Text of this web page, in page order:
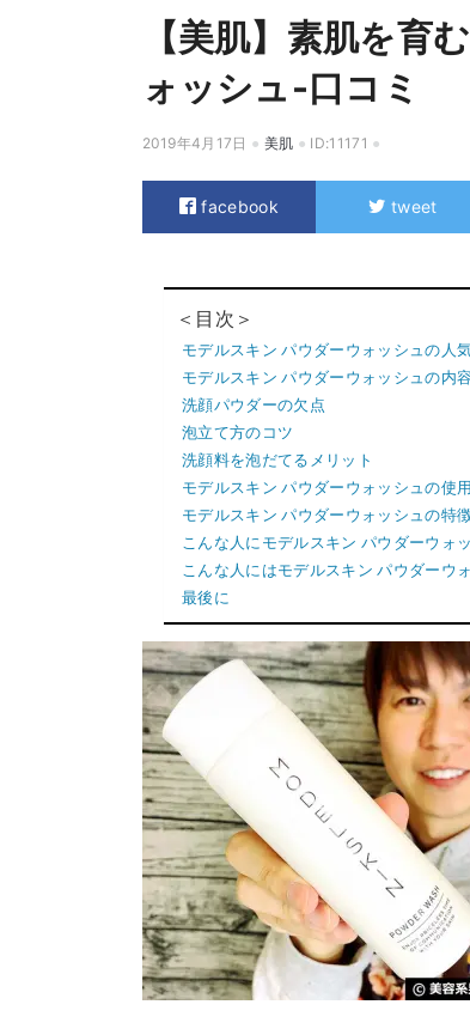
【美肌】素肌を育
ォッシュ-口コミ
2019年4月17日 美肌 ID:11171
facebook tweet
＜目次＞
モデルスキン パウダーウォッシュの人
モデルスキン パウダーウォッシュの内
洗顔パウダーの欠点
泡立て方のコツ
洗顔料を泡だてるメリット
モデルスキン パウダーウォッシュの使
モデルスキン パウダーウォッシュの特
こんな人にモデルスキン パウダーウォ
こんな人にはモデルスキン パウダーウ
最後に